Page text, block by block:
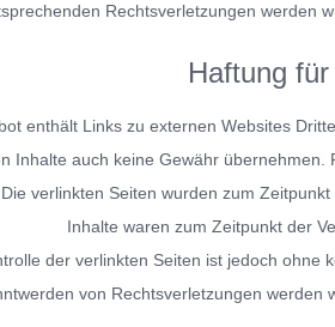
Rechtsverletzungen werden
Haftung
enthält Links zu externen Websites
Inhalte auch keine Gewähr
verlinkten Seiten wurden zum
Inhalte waren zum Zeitpunkt der
der verlinkten Seiten ist jedoch
von Rechtsverletzungen werden